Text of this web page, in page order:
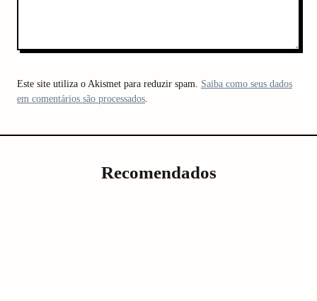
Este site utiliza o Akismet para reduzir spam. Saiba como seus dados
em comentários são processados.
Recomendados